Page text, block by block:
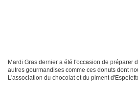
Mardi Gras dernier a été l'occasion de préparer
autres gourmandises comme ces donuts dont
L'association du chocolat et du piment